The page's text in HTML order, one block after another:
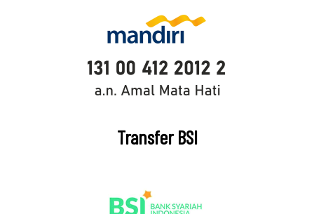
Transfer BSI